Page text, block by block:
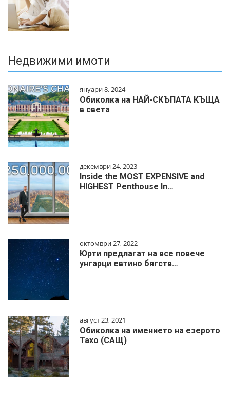
Недвижими имоти
януари 8, 2024
Обиколка на НАЙ-СКЪПАТА КЪЩА
в света
декември 24, 2023
Inside the MOST EXPENSIVE and
HIGHEST Penthouse In…
октомври 27, 2022
Юрти предлагат на все повече
унгарци евтино бягств…
август 23, 2021
Обиколка на имението на езерото
Тахо (САЩ)